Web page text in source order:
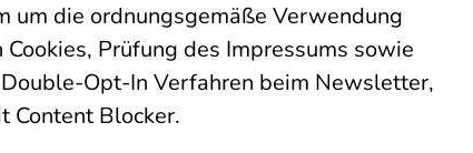
um die ordnungsgemäße Verwendung
Prüfung des Impressums sowie
Opt-In Verfahren beim Newsletter,
Content Blocker.